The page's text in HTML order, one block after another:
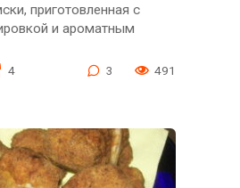
приготовленная с
и ароматным
4 3 491